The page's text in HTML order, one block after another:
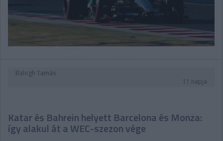
Balogh Tamás
11 napja
Katar és Bahrein helyett Barcelona és Monza:
így alakul át a WEC-szezon vége